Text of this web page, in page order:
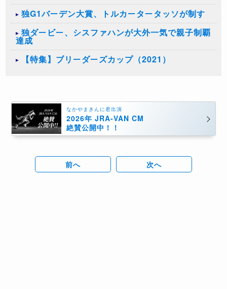
独G1バーデン大賞、トルカータータッソが制す
独ダービー、シスファハンが大外一気で親子制覇
達成
【特集】ブリーダーズカップ（2021）
なかやまきんに君出演
2026年 JRA-VAN CM
絶賛公開中！！
前へ 次へ